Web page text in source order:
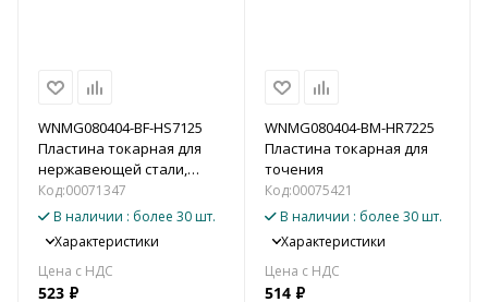
WNMG080404-BF-HS7125
Пластина токарная для
нержавеющей стали,
чистовая обработка для
точения
Код:00071347
В наличии : более 30 шт.
Характеристики
523 ₽
WNMG080404-BM-HR7225
Пластина токарная для
точения
Код:00075421
В наличии : более 30 шт.
Характеристики
514₽